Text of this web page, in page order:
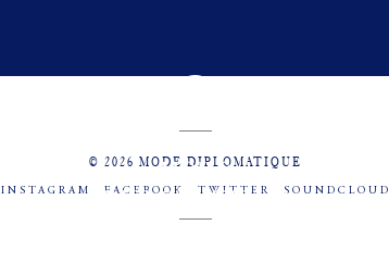
© 2026 MODE DIPLOMATIQUE
INSTAGRAM FACEBOOK TWITTER SOUNDCLOUD